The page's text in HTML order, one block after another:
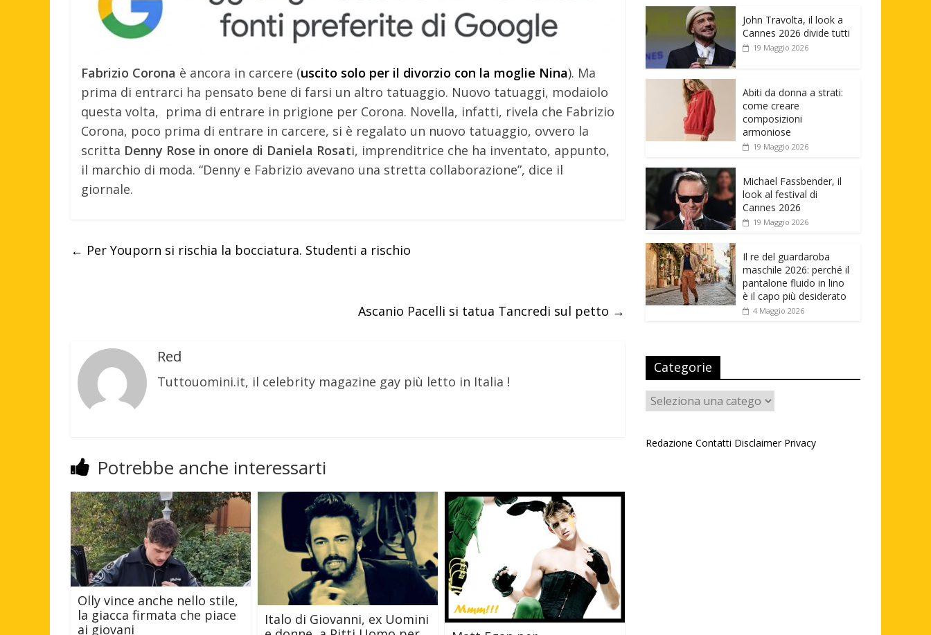
Fabrizio Corona è ancora in carcere (uscito solo per il divorzio con la moglie Nina). Ma
prima di entrarci ha pensato bene di farsi un altro tatuaggio. Nuovo tatuaggi, modaiolo
questa volta, prima di entrare in prigione per Corona. Novella, infatti, rivela che Fabrizio
Corona, poco prima di entrare in carcere, si è regalato un nuovo tatuaggio, ovvero la
scritta Denny Rose in onore di Daniela Rosati, imprenditrice che ha inventato, appunto,
il marchio di moda. “Denny e Fabrizio avevano una stretta collaborazione”, dice il
giornale.
← Per Youporn si rischia la bocciatura. Studenti a rischio
Ascanio Pacelli si tatua Tancredi sul petto →
Red
Tuttouomini.it, il celebrity magazine gay più letto in Italia !
Potrebbe anche interessarti
Olly vince anche nello stile,
la giacca firmata che piace
ai giovani
Italo di Giovanni, ex Uomini
John Travolta, il look a
Cannes 2026 divide tutti
19 Maggio 2026
Abiti da donna a strati:
come creare
composizioni
armoniose
19 Maggio 2026
Michael Fassbender, il
look al festival di
Cannes 2026
19 Maggio 2026
Il re del guardaroba
maschile 2026: perché il
pantalone fluido in lino
è il capo più desiderato
4 Maggio 2026
Categorie
Categorie
Redazione Contatti Disclaimer Privacy